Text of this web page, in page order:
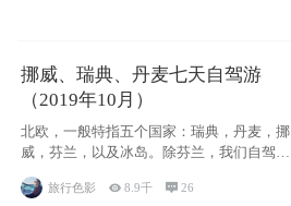
挪威、瑞典、丹麦七天自驾游
（2019年10月）
北欧，一般特指五个国家：瑞典，丹麦，挪
威，芬兰，以及冰岛。除芬兰，我们自驾游
旅行色影 8.9千 26